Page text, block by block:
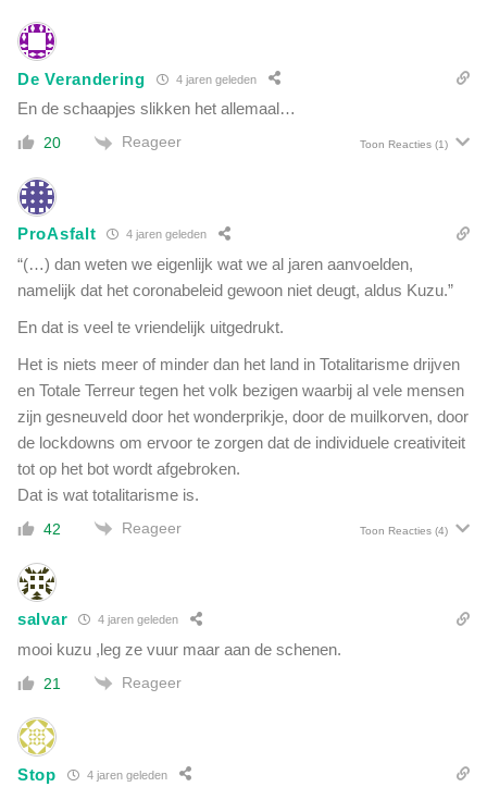
De Verandering 4 jaren geleden
En de schaapjes slikken het allemaal…
20 Reageer Toon Reacties (1)
ProAsfalt 4 jaren geleden
“(…) dan weten we eigenlijk wat we al jaren aanvoelden,
namelijk dat het coronabeleid gewoon niet deugt, aldus Kuzu.”
En dat is veel te vriendelijk uitgedrukt.
Het is niets meer of minder dan het land in Totalitarisme drijven
en Totale Terreur tegen het volk bezigen waarbij al vele mensen
zijn gesneuveld door het wonderprikje, door de muilkorven, door
de lockdowns om ervoor te zorgen dat de individuele creativiteit
tot op het bot wordt afgebroken.
Dat is wat totalitarisme is.
42 Reageer Toon Reacties (4)
salvar 4 jaren geleden
mooi kuzu ,leg ze vuur maar aan de schenen.
21 Reageer
Stop 4 jaren geleden